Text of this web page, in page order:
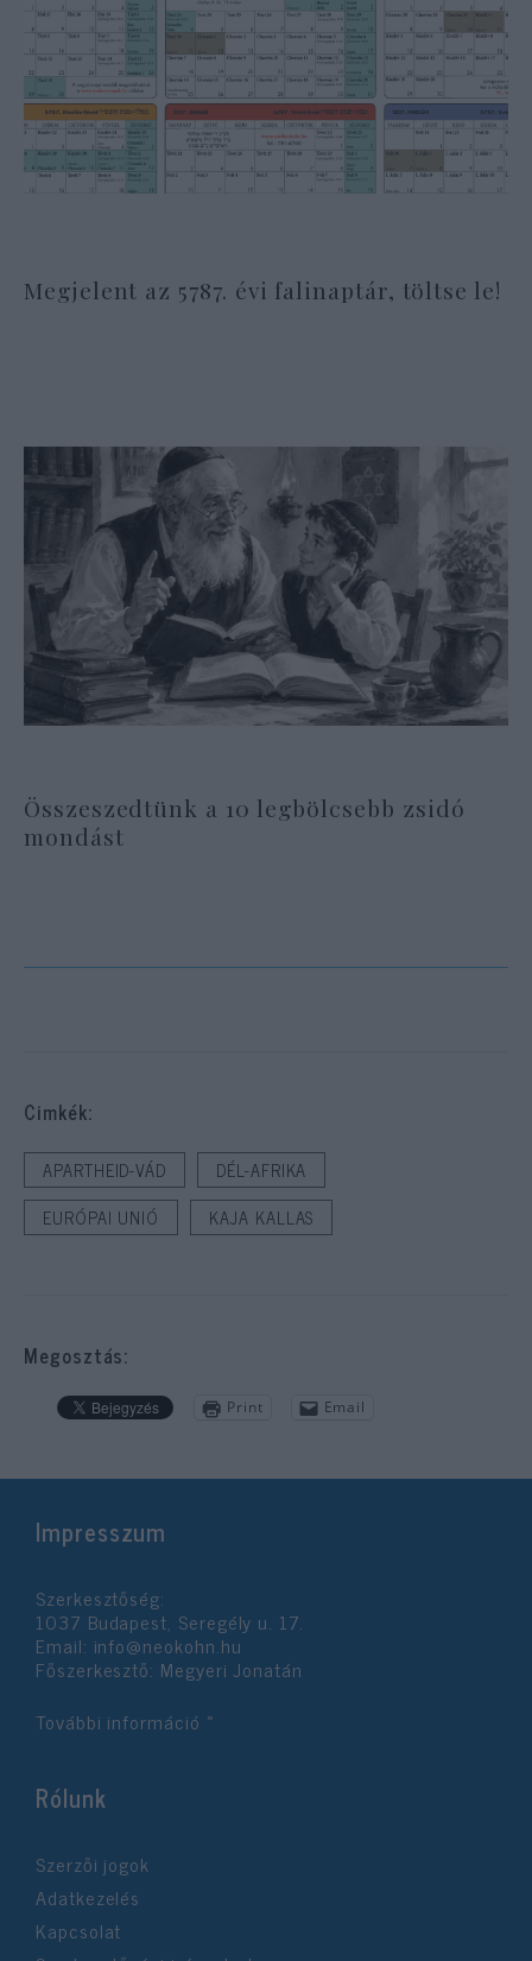
Megjelent az 5787. évi falinaptár, töltse le!
Összeszedtünk a 10 legbölcsebb zsidó
mondást
Cimkék:
APARTHEID-VÁD
DÉL-AFRIKA
EURÓPAI UNIÓ
KAJA KALLAS
Megosztás:
Print Email
Impresszum
Szerkesztőség:
1037 Budapest, Seregély u. 17.
Email: info@neokohn.hu
Főszerkesztő: Megyeri Jonatán
További információ »
Rólunk
Szerzői jogok
Adatkezelés
Kapcsolat